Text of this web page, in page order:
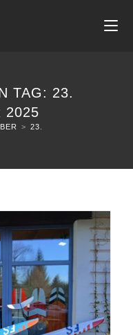
TAG: 23.
2025
> 23.